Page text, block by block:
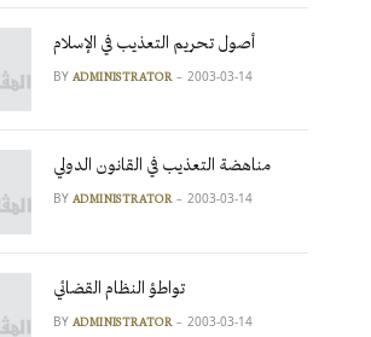
أصول تحريم التعذيب في الإسلام
BY ADMINISTRATOR 2003-03-14
مناهضة التعذيب في القانون الدولي
BY ADMINISTRATOR 2003-03-14
تواطؤ النظام القضائي
BY ADMINISTRATOR 2003-03-14